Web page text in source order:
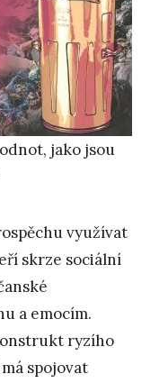
jako jsou
využívat
skrze sociální
a emocím.
ryzího
spojovat